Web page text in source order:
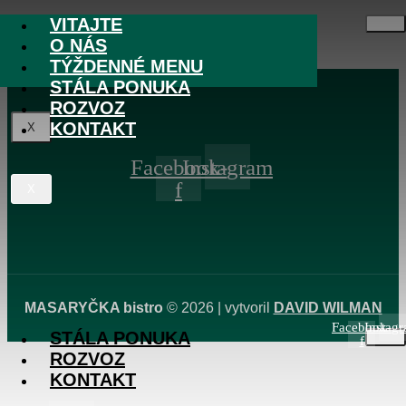
Skip to content
VITAJTE
O NÁS
TÝŽDENNÉ MENU
X
STÁLA PONUKA
ROZVOZ
KONTAKT
VITAJTE
O NÁS
TÝŽDENNÉ MENU
STÁLA PONUKA
ROZVOZ
KONTAKT
Facebook-
f
Test Post Created
Facebook-
f
Instagram
MASARYČKA bistro© 2026 | vytvoril DAVID WILMAN